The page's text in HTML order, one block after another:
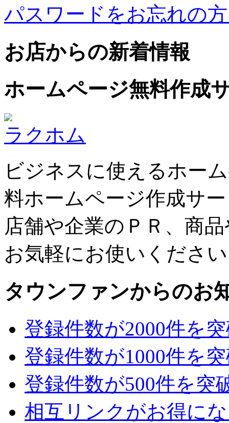
パスワードをお忘れの
お店からの新着情報
ホームページ無料作成
ラクホム
ビジネスに使えるホー
料ホームページ作成サ
店舗や企業のＰＲ、商
お気軽にお使いくださ
タウンファンからのお
登録件数が2000件を
登録件数が1000件を
登録件数が500件を突
相互リンクがお得に